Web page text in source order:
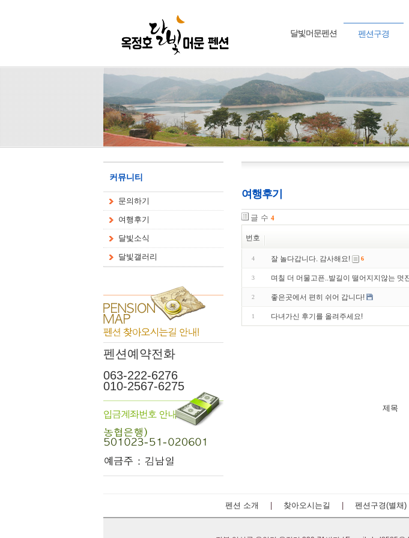
달빛머문펜션 펜션구경
커뮤니티
문의하기
여행후기
달빛소식
달빛갤러리
펜션예약전화
063-222-6276
010-2567-6275
여행후기
글 수 4
번호
4 잘 놀다갑니다. 감사해요! 6
3 며칠 더 머물고픈..발길이 떨어지지않는 멋
2 좋은곳에서 편히 쉬어 갑니다!
1 다녀가신 후기를 올려주세요!
제목
펜션 소개 찾아오시는길 펜션구경(별채)